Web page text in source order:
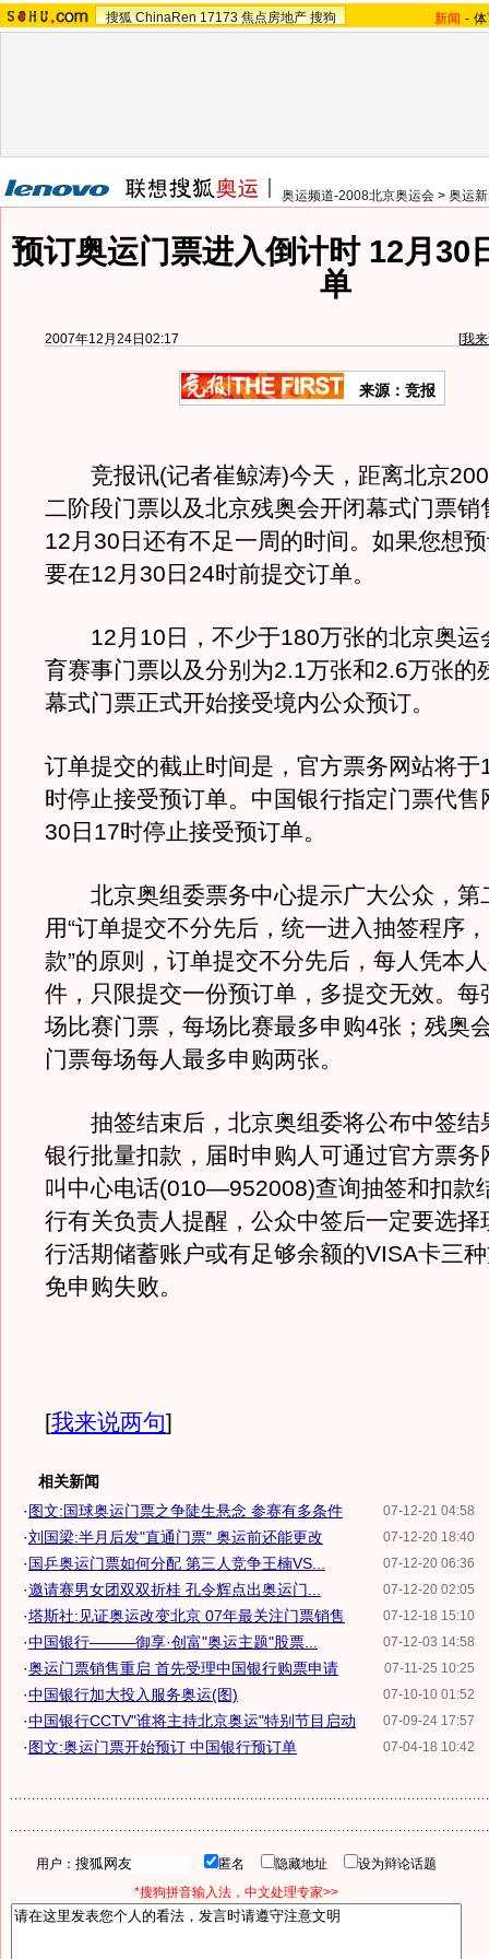
搜狐 ChinaRen 17173 焦点房地产 搜狗 新闻 -
奥运频道-2008北京奥运会 > 奥运
预订奥运门票进入倒计时 12月30
单
2007年12月24日02:17 [我
来源：竞报
竞报讯(记者崔鲸涛)今天，距离北京
二阶段门票以及北京残奥会开闭幕式门票销
12月30日还有不足一周的时间。如果您想
要在12月30日24时前提交订单。
12月10日，不少于180万张的北京奥运
育赛事门票以及分别为2.1万张和2.6万张的
幕式门票正式开始接受境内公众预订。
订单提交的截止时间是，官方票务网站将
时停止接受预订单。中国银行指定门票代售
30日17时停止接受预订单。
北京奥组委票务中心提示广大公众，第
用“订单提交不分先后，统一进入抽签程序
款”的原则，订单提交不分先后，每人凭本
件，只限提交一份预订单，多提交无效。每
场比赛门票，每场比赛最多申购4张；残奥
门票每场每人最多申购两张。
抽签结束后，北京奥组委将公布中签结
银行批量扣款，届时申购人可通过官方票务
叫中心电话(010—952008)查询抽签和扣款
行有关负责人提醒，公众中签后一定要选择
行活期储蓄账户或有足够余额的VISA卡三
免申购失败。
[我来说两句]
相关新闻
07-12-21 04:58
·图文:国球奥运门票之争陡生悬念 参赛有多条件
07-12-20 18:40
·刘国梁:半月后发"直通门票" 奥运前还能更改
07-12-20 06:36
·国乒奥运门票如何分配 第三人竞争王楠VS...
07-12-20 02:05
·邀请赛男女团双双折桂 孔令辉点出奥运门...
07-12-18 15:10
·塔斯社:见证奥运改变北京 07年最关注门票销售
07-12-03 14:58
·中国银行———御享·创富"奥运主题"股票...
07-11-25 10:25
·奥运门票销售重启 首先受理中国银行购票申请
07-10-10 01:52
·中国银行加大投入服务奥运(图)
07-09-24 17:57
·中国银行CCTV"谁将主持北京奥运"特别节目启动
07-04-18 10:42
·图文:奥运门票开始预订 中国银行预订单
用户： 匿名 隐藏地址
设为辩论话题
*搜狗拼音输入法，中文处理专家>>